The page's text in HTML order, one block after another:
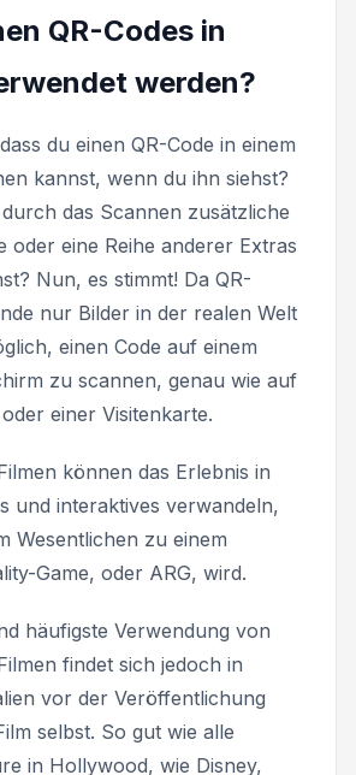
QR-Codes in
werden?
du einen QR-Code in einem
kannst, wenn du ihn siehst?
das Scannen zusätzliche
oder eine Reihe anderer Extras
Nun, es stimmt! Da QR-
nur Bilder in der realen Welt
einen Code auf einem
zu scannen, genau wie auf
einer Visitenkarte.
können das Erlebnis in
und interaktives verwandeln,
Wesentlichen zu einem
Game, oder ARG, wird.
häufigste Verwendung von
findet sich jedoch in
vor der Veröffentlichung
selbst. So gut wie alle
in Hollywood, wie Disney,